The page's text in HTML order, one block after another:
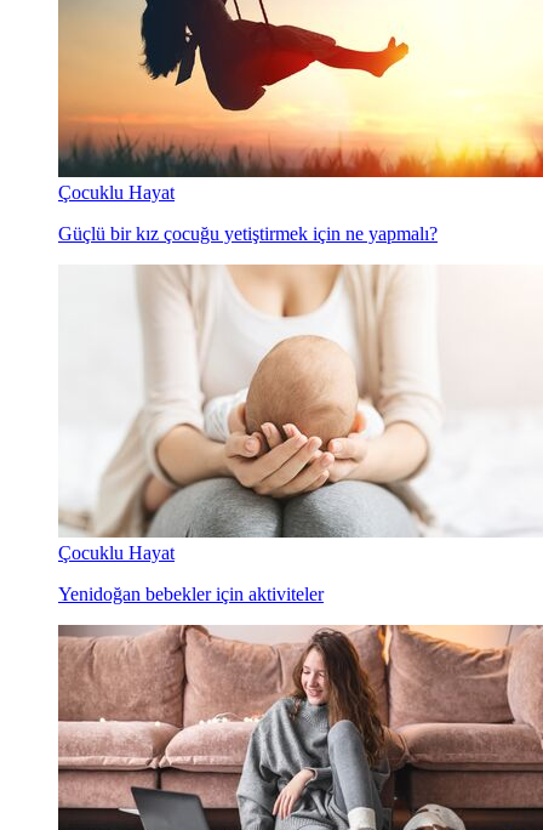
Çocuklu Hayat
Güçlü bir kız çocuğu yetiştirmek için ne yapmalı?
Çocuklu Hayat
Yenidoğan bebekler için aktiviteler